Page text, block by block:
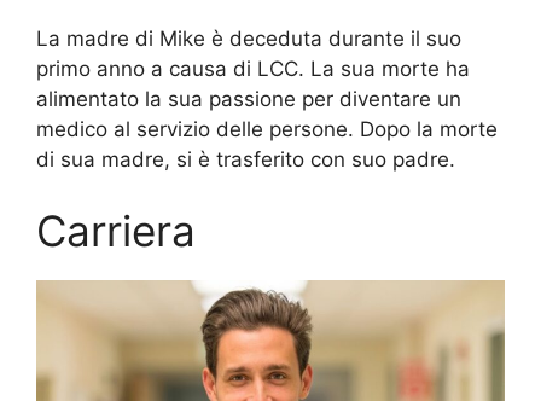
La madre di Mike è deceduta durante il suo
primo anno a causa di LCC. La sua morte ha
alimentato la sua passione per diventare un
medico al servizio delle persone. Dopo la morte
di sua madre, si è trasferito con suo padre.
Carriera